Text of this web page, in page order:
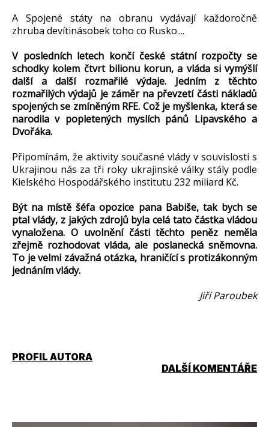
A Spojené státy na obranu vydávají každoročně
zhruba devítinásobek toho co Rusko....
V posledních letech končí české státní rozpočty se
schodky kolem čtvrt bilionu korun, a vláda si vymýšlí
další a další rozmařilé výdaje. Jedním z těchto
rozmařilých výdajů je záměr na převzetí části nákladů
spojených se zmíněným RFE. Což je myšlenka, která se
narodila v popletených myslích pánů Lipavského a
Dvořáka.
Připomínám, že aktivity současné vlády v souvislosti s
Ukrajinou nás za tři roky ukrajinské války stály podle
Kielského Hospodářského institutu 232 miliard Kč.
Být na místě šéfa opozice pana Babiše, tak bych se
ptal vlády, z jakých zdrojů byla celá tato částka vládou
vynaložena. O uvolnění části těchto peněz neměla
zřejmě rozhodovat vláda, ale poslanecká sněmovna.
To je velmi závažná otázka, hraničící s protizákonným
jednáním vlády.
Jiří Paroubek
PROFIL AUTORA
DALŠÍ KOMENTÁŘE